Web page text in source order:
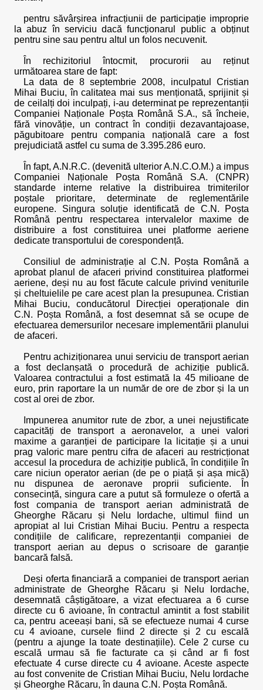
pentru săvârșirea infracțiunii de participație improprie
la abuz în serviciu dacă funcționarul public a obținut
pentru sine sau pentru altul un folos necuvenit.
În rechizitoriul întocmit, procurorii au reținut
următoarea stare de fapt:
La data de 8 septembrie 2008, inculpatul Cristian
Mihai Buciu, în calitatea mai sus menționată, sprijinit și
de ceilalți doi inculpați, i-au determinat pe reprezentanții
Companiei Naționale Poșta Română S.A., să încheie,
fără vinovăție, un contract în condiții dezavantajoase,
păgubitoare pentru compania națională care a fost
prejudiciată astfel cu suma de 3.395.286 euro.
În fapt, A.N.R.C. (devenită ulterior A.N.C.O.M.) a impus
Companiei Naționale Poșta Română S.A. (CNPR)
standarde interne relative la distribuirea trimiterilor
poștale prioritare, determinate de reglementările
europene. Singura soluție identificată de C.N. Poșta
Română pentru respectarea intervalelor maxime de
distribuire a fost constituirea unei platforme aeriene
dedicate transportului de corespondență.
Consiliul de administrație al C.N. Poșta Română a
aprobat planul de afaceri privind constituirea platformei
aeriene, deși nu au fost făcute calcule privind veniturile
și cheltuielile pe care acest plan la presupunea. Cristian
Mihai Buciu, conducătorul Direcției operaționale din
C.N. Poșta Română, a fost desemnat să se ocupe de
efectuarea demersurilor necesare implementării planului
de afaceri.
Pentru achiziționarea unui serviciu de transport aerian
a fost declanșată o procedură de achiziție publică.
Valoarea contractului a fost estimată la 45 milioane de
euro, prin raportare la un număr de ore de zbor și la un
cost al orei de zbor.
Impunerea anumitor rute de zbor, a unei nejustificate
capacități de transport a aeronavelor, a unei valori
maxime a garanției de participare la licitație și a unui
prag valoric mare pentru cifra de afaceri au restricționat
accesul la procedura de achiziție publică, în condițiile în
care niciun operator aerian (de pe o piață și așa mică)
nu dispunea de aeronave proprii suficiente. În
consecință, singura care a putut să formuleze o ofertă a
fost compania de transport aerian administrată de
Gheorghe Răcaru și Nelu Iordache, ultimul fiind un
apropiat al lui Cristian Mihai Buciu. Pentru a respecta
condițiile de calificare, reprezentanții companiei de
transport aerian au depus o scrisoare de garanție
bancară falsă.
Deși oferta financiară a companiei de transport aerian
administrate de Gheorghe Răcaru și Nelu Iordache,
desemnată câștigătoare, a vizat efectuarea a 6 curse
directe cu 6 avioane, în contractul amintit a fost stabilit
ca, pentru aceeași bani, să se efectueze numai 4 curse
cu 4 avioane, cursele fiind 2 directe și 2 cu escală
(pentru a ajunge la toate destinațiile). Cele 2 curse cu
escală urmau să fie facturate ca și când ar fi fost
efectuate 4 curse directe cu 4 avioane. Aceste aspecte
au fost convenite de Cristian Mihai Buciu, Nelu Iordache
și Gheorghe Răcaru, în dauna C.N. Poșta Română.